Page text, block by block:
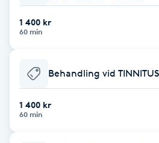
Blowout
Brynfärgning
1 400 kr
60 min
Behandling vid
1 400 kr
60 min